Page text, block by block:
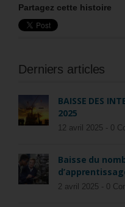
Partagez cette histoire
Derniers articles
BAISSE DES
2025
12 avril 2025 - 0
Baisse du
2 avril 2025 - 0